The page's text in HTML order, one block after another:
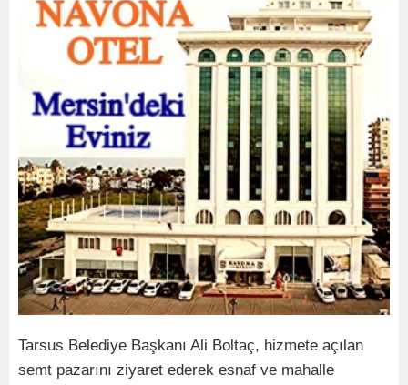
Tarsus Belediye Başkanı Ali Boltaç, hizmete açılan
semt pazarını ziyaret ederek esnaf ve mahalle